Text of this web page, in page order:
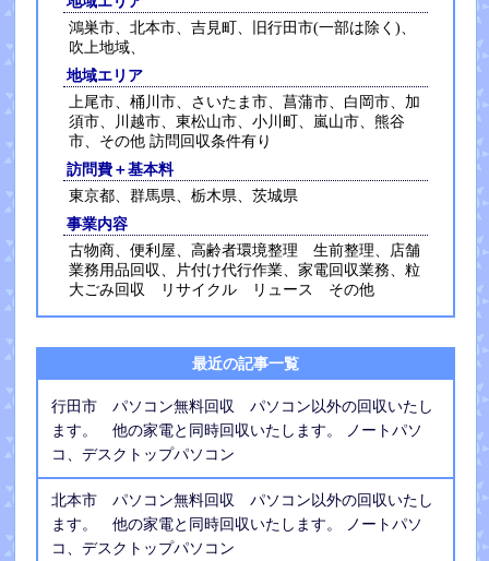
鴻巣市、北本市、吉見町、旧行田市(一部は除く)、
吹上地域、
地域エリア
上尾市、桶川市、さいたま市、菖蒲市、白岡市、加
須市、川越市、東松山市、小川町、嵐山市、熊谷
市、その他 訪問回収条件有り
訪問費＋基本料
東京都、群馬県、栃木県、茨城県
事業内容
古物商、便利屋、高齢者環境整理 生前整理、店舗
業務用品回収、片付け代行作業、家電回収業務、粒
大ごみ回収 リサイクル リュース その他
最近の記事一覧
行田市 パソコン無料回収 パソコン以外の回収いたし
ます。 他の家電と同時回収いたします。 ノートパソ
コ、デスクトップパソコン
北本市 パソコン無料回収 パソコン以外の回収いたし
ます。 他の家電と同時回収いたします。 ノートパソ
コ、デスクトップパソコン